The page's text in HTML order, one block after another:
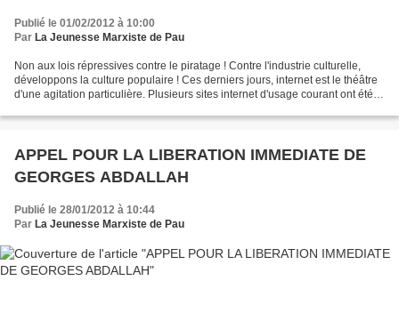
Publié le 01/02/2012 à 10:00
Par La Jeunesse Marxiste de Pau
Non aux lois répressives contre le piratage ! Contre l'industrie culturelle,
développons la culture populaire ! Ces derniers jours, internet est le théâtre
d'une agitation particulière. Plusieurs sites internet d'usage courant ont été la
APPEL POUR LA LIBERATION IMMEDIATE DE
GEORGES ABDALLAH
Publié le 28/01/2012 à 10:44
Par La Jeunesse Marxiste de Pau